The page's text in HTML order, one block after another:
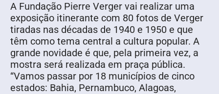
A Fundação Pierre Verger vai realizar uma
exposição itinerante com 80 fotos de Verger
tiradas nas décadas de 1940 e 1950 e que
têm como tema central a cultura popular. A
grande novidade é que, pela primeira vez, a
mostra será realizada em praça pública.
“Vamos passar por 18 municípios de cinco
estados: Bahia, Pernambuco, Alagoas,